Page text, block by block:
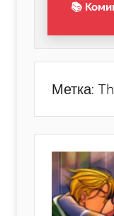
📚
Метка: